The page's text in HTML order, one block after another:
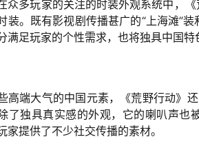
众多玩家的关注的时装外观系统中，
装。既有影视剧传播甚广的“上海滩”
满足玩家的个性需求，也将独具中国特
高端大气的中国元素，《荒野行动》
了独具真实感的外观，它的喇叭声也
家提供了不少社交传播的素材。